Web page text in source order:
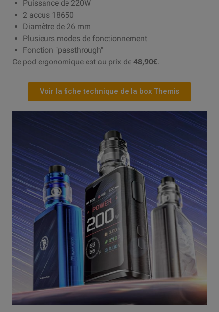
Puissance de 220W
2 accus 18650
Diamètre de 26 mm
Plusieurs modes de fonctionnement
Fonction "passthrough"
Ce pod ergonomique est au prix de 48,90€.
Voir la fiche technique de la box Themis